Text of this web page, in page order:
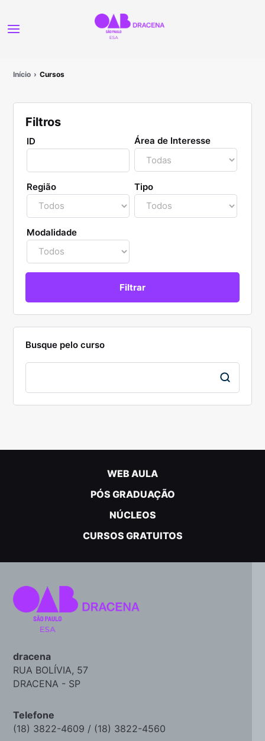
Início Cursos
Filtros
ID Área de Interesse
Região Tipo
Modalidade
Busque pelo curso
WEB AULA
PÓS GRADUAÇÃO
NÚCLEOS
CURSOS GRATUITOS
dracena
RUA BOLÍVIA, 57
DRACENA - SP
Telefone
(18) 3822-4609 / (18) 3822-4560